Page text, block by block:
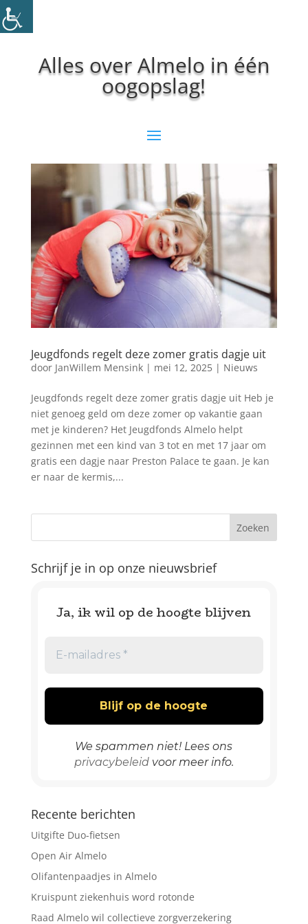
Alles over Almelo in één
oogopslag!
Jeugdfonds regelt deze zomer gratis dagje uit
door JanWillem Mensink| mei 12, 2025| Nieuws
Jeugdfonds regelt deze zomer gratis dagje uit Heb je
niet genoeg geld om deze zomer op vakantie gaan
met je kinderen? Het Jeugdfonds Almelo helpt
gezinnen met een kind van 3 tot en met 17 jaar om
gratis een dagje naar Preston Palace te gaan. Je kan
er naar de kermis,...
Schrijf je in op onze nieuwsbrief
Ja, ik wil op de hoogte blijven
We spammen niet! Lees ons
privacybeleidvoor meer info.
Recente berichten
Uitgifte Duo-fietsen
Open Air Almelo
Olifantenpaadjes in Almelo
Kruispunt ziekenhuis word rotonde
Raad Almelo wil collectieve zorgverzekering